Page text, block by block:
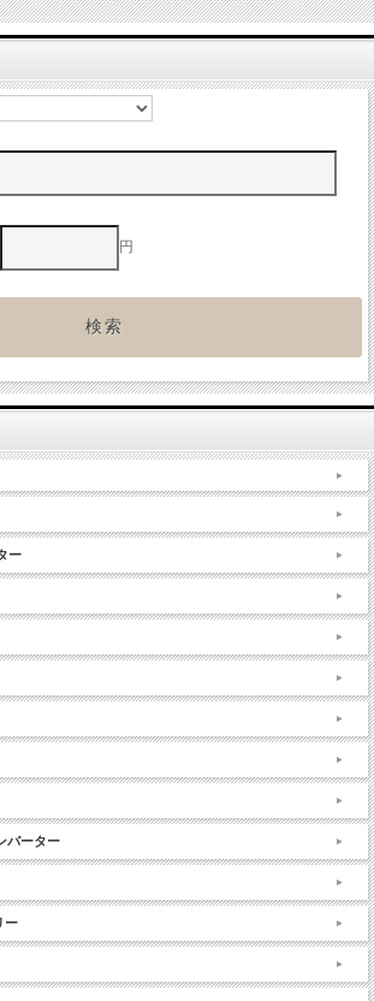
円
ー
バーター
ー